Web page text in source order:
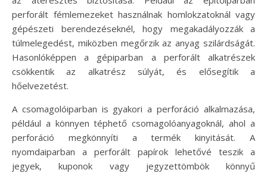
perforált fémlemezeket használnak homlokzatoknál vagy
gépészeti berendezéseknél, hogy megakadályozzák a
túlmelegedést, miközben megőrzik az anyag szilárdságát.
Hasonlóképpen a gépiparban a perforált alkatrészek
csökkentik az alkatrész súlyát, és elősegítik a
hőelvezetést.
A csomagolóiparban is gyakori a perforáció alkalmazása,
például a könnyen téphető csomagolóanyagoknál, ahol a
perforáció megkönnyíti a termék kinyitását. A
nyomdaiparban a perforált papírok lehetővé teszik a
jegyek, kuponok vagy jegyzettömbök könnyű